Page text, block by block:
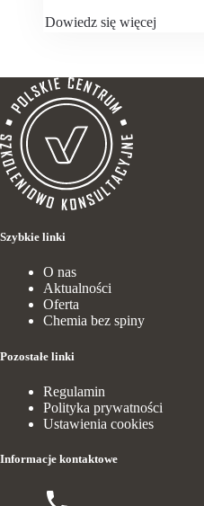
Dowiedz się więcej
Szybkie linki
O nas
Aktualności
Oferta
Chemia bez spiny
Pozostałe linki
Regulamin
Polityka prywatności
Ustawienia cookies
Informacje kontaktowe